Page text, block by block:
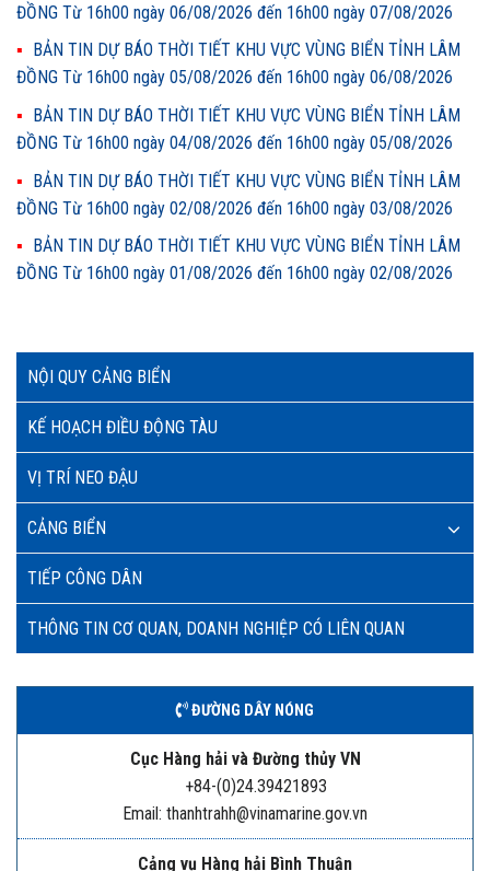
NỘI QUY CẢNG BIỂN
KẾ HOẠCH ĐIỀU ĐỘNG TÀU
VỊ TRÍ NEO ĐẬU
CẢNG BIỂN
TIẾP CÔNG DÂN
THÔNG TIN CƠ QUAN, DOANH NGHIỆP CÓ LIÊN QUAN
ĐƯỜNG DÂY NÓNG
Cục Hàng hải và Đường thủy VN
+84-(0)24.39421893
Email: thanhtrahh@vinamarine.gov.vn
Cảng vụ Hàng hải Bình Thuận
ĐỒNG Từ 16h00 ngày 06/08/2026 đến 16h00 ngày 07/08/2026
BẢN TIN DỰ BÁO THỜI TIẾT KHU VỰC VÙNG BIỂN TỈNH LÂM
ĐỒNG Từ 16h00 ngày 05/08/2026 đến 16h00 ngày 06/08/2026
BẢN TIN DỰ BÁO THỜI TIẾT KHU VỰC VÙNG BIỂN TỈNH LÂM
ĐỒNG Từ 16h00 ngày 04/08/2026 đến 16h00 ngày 05/08/2026
BẢN TIN DỰ BÁO THỜI TIẾT KHU VỰC VÙNG BIỂN TỈNH LÂM
ĐỒNG Từ 16h00 ngày 02/08/2026 đến 16h00 ngày 03/08/2026
BẢN TIN DỰ BÁO THỜI TIẾT KHU VỰC VÙNG BIỂN TỈNH LÂM
ĐỒNG Từ 16h00 ngày 01/08/2026 đến 16h00 ngày 02/08/2026